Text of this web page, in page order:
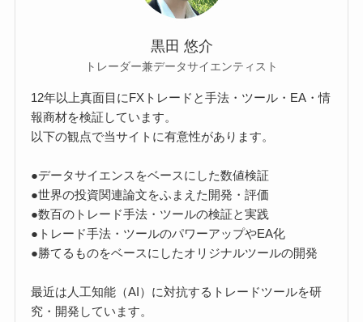
黒田 悠介
トレーダー兼データサイエンティスト
12年以上真面目にFXトレードと手法・ツール・EA・情
報商材を検証しています。
以下の観点で当サイトに有意性があります。
●データサイエンスをベースにした数値検証
●世界の投資関連論文をふまえた開発・評価
●数百のトレード手法・ツールの検証と実践
●トレード手法・ツールのパワーアップやEA化
●勝てるものをベースにしたオリジナルツールの開発
最近は人工知能（AI）に対抗するトレードツールを研
究・開発しています。